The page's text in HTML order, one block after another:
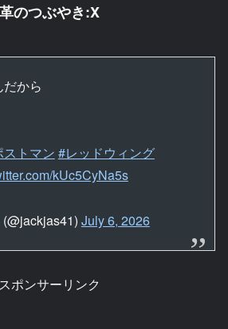
のつぶやき:X
から
ストマン #レッドウィング
kUc5CyNa5s
July 6, 2026
スポンサーリンク